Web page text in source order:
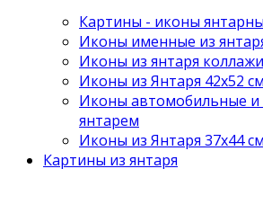
Картины - иконы
Иконы именные из
Иконы из янтаря коллажи
Иконы из Янтаря 42х52 см
Иконы автомобильные и
янтарем
Иконы из Янтаря 37х44 см
Картины из янтаря